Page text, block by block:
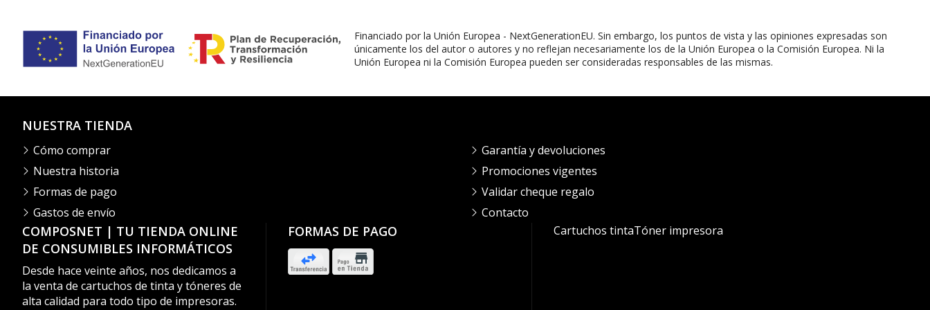
Financiado por la Unión Europea - NextGenerationEU. Sin embargo, los puntos de vista y las opiniones expresadas son
únicamente los del autor o autores y no reflejan necesariamente los de la Unión Europea o la Comisión Europea. Ni la
Unión Europea ni la Comisión Europea pueden ser consideradas responsables de las mismas.
COMPOSNET | TU TIENDA ONLINE
DE CONSUMIBLES INFORMÁTICOS
Desde hace veinte años, nos dedicamos a
la venta de cartuchos de tinta y tóneres de
alta calidad para todo tipo de impresoras.
FORMAS DE PAGO
NUESTRA TIENDA
Cómo comprar
Nuestra historia
Formas de pago
Gastos de envío
Garantía y devoluciones
Promociones vigentes
Validar cheque regalo
Contacto
Cartuchos tintaTóner impresora